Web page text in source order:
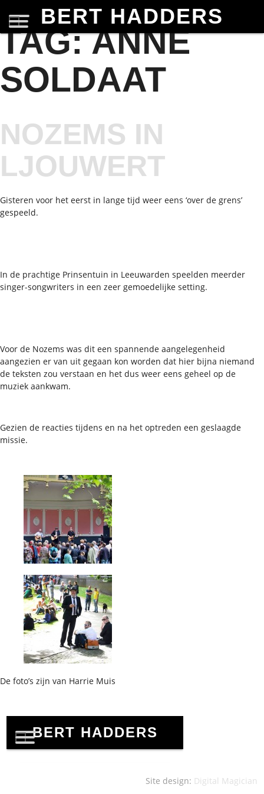
BERT HADDERS
TAG:ANNE
SOLDAAT
NOZEMS IN
LJOUWERT
Gisteren voor het eerst in lange tijd weer eens ‘over de grens’
gespeeld.
In de prachtige Prinsentuin in Leeuwarden speelden meerder
singer-songwriters in een zeer gemoedelijke setting.
Voor de Nozems was dit een spannende aangelegenheid
aangezien er van uit gegaan kon worden dat hier bijna niemand
de teksten zou verstaan en het dus weer eens geheel op de
muziek aankwam.
Gezien de reacties tijdens en na het optreden een geslaagde
missie.
De foto’s zijn van Harrie Muis
Site design: Digital Magician